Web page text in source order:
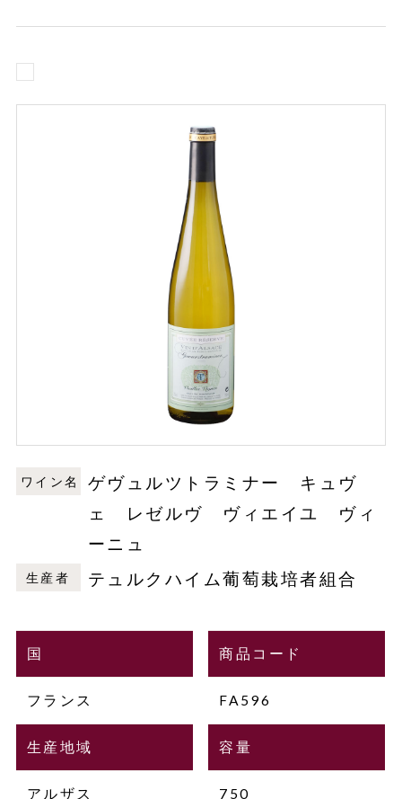
ワイン名
ゲヴュルツトラミナー キュヴ
ェ レゼルヴ ヴィエイユ ヴィ
ーニュ
生産者 テュルクハイム葡萄栽培者組合
国
フランス
生産地域
アルザス
商品コード
FA596
容量
750